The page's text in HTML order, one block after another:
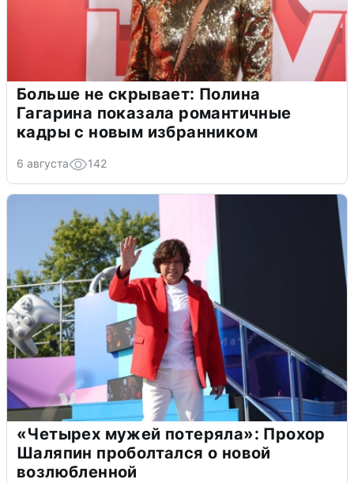
Больше не скрывает: Полина
Гагарина показала романтичные
кадры с новым избранником
6 августа 142
«Четырех мужей потеряла»: Прохор
Шаляпин проболтался о новой
возлюбленной